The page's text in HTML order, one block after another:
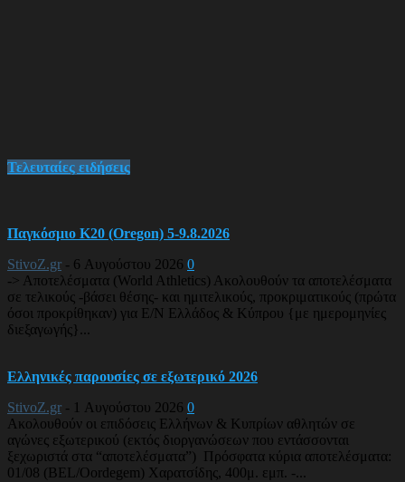
Τελευταίες ειδήσεις
Παγκόσμιο Κ20 (Oregon) 5-9.8.2026
StivoZ.gr - 6 Αυγούστου 2026 0
-> Αποτελέσματα (World Athletics) Ακολουθούν τα αποτελέσματα
σε τελικούς -βάσει θέσης- και ημιτελικούς, προκριματικούς (πρώτα
όσοι προκρίθηκαν) για Ε/Ν Ελλάδος & Κύπρου {με ημερομηνίες
διεξαγωγής}...
Ελληνικές παρουσίες σε εξωτερικό 2026
StivoZ.gr - 1 Αυγούστου 2026 0
Ακολουθούν οι επιδόσεις Ελλήνων & Κυπρίων αθλητών σε
αγώνες εξωτερικού (εκτός διοργανώσεων που εντάσσονται
ξεχωριστά στα “αποτελέσματα”) Πρόσφατα κύρια αποτελέσματα:
01/08 (BEL/Oordegem) Χαρατσίδης, 400μ. εμπ. -...